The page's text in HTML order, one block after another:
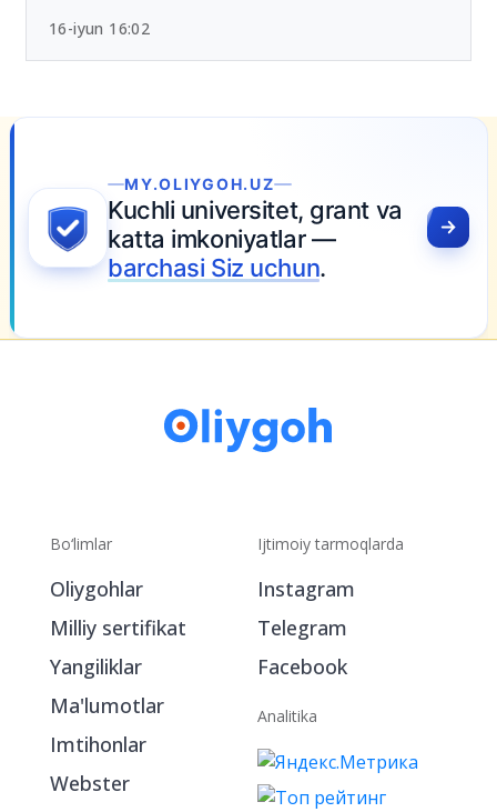
16-iyun 16:02
Bo‘limlar
Oliygohlar
Ijtimoiy tarmoqlarda
Telegram
Facebook